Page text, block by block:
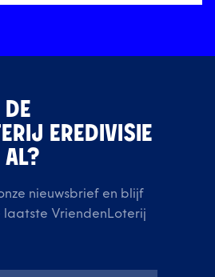
EREDIVISIE
AL?
nieuwsbrief en blijf
VriendenLoterij